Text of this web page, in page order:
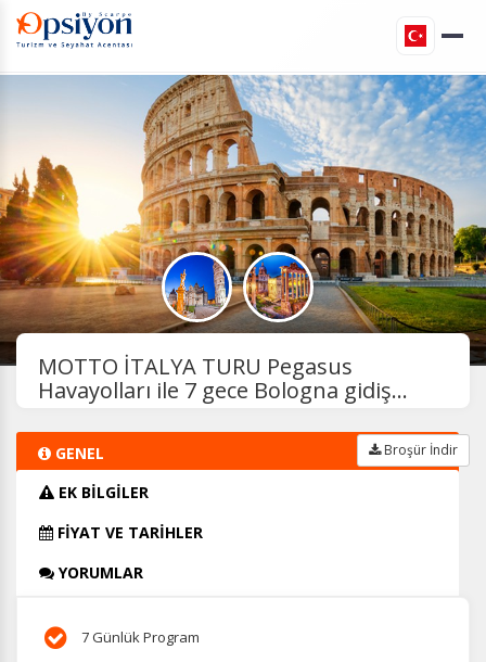
MOTTO İTALYA TURU Pegasus
Havayolları ile 7 gece Bologna gidiş...
GENEL
EK BİLGİLER
FİYAT VE TARİHLER
YORUMLAR
Broşür İndir
7 Günlük Program